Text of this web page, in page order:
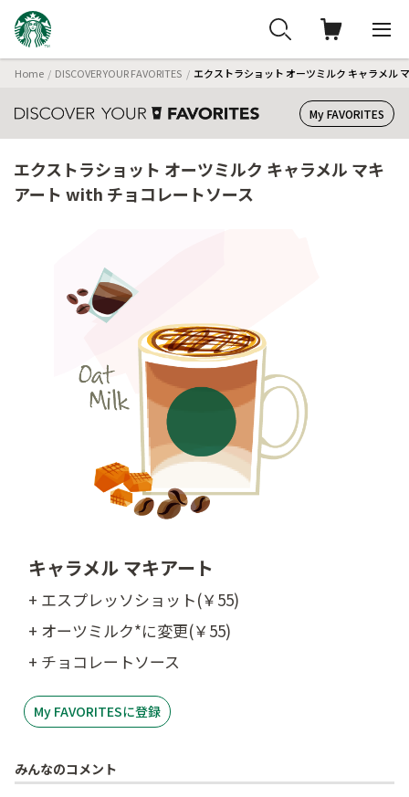
Home DISCOVER YOUR FAVORITES エクストラショット オーツミルク キャラメル
My FAVORITES
エクストラショット オーツミルク キャラメル マキ
アート with チョコレートソース
キャラメル マキアート
+ エスプレッソショット(￥55)
+ オーツミルク*に変更(￥55)
+ チョコレートソース
My FAVORITESに登録
みんなのコメント